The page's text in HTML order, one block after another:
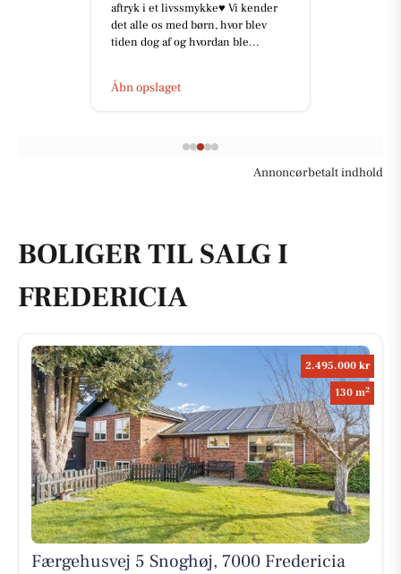
aftryk i et livssmykke♥️ Vi kender
det alle os med børn, hvor blev
tiden dog af og hvordan ble...
Åbn opslaget
Annoncørbetalt indhold
BOLIGER TIL SALG I
FREDERICIA
2.495.000 kr
130 m2
Færgehusvej 5 Snoghøj, 7000 Fredericia